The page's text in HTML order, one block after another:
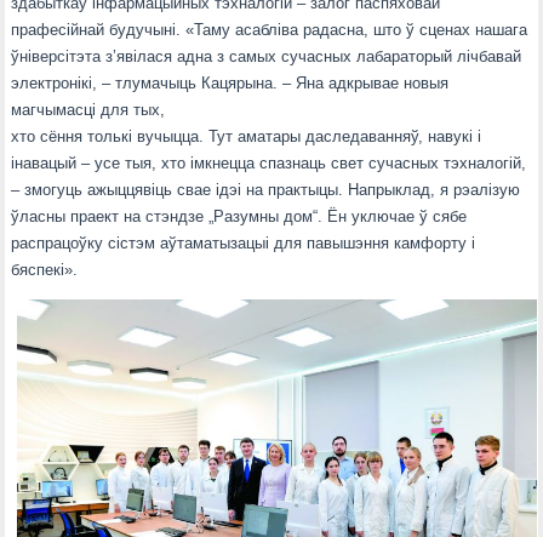
прафесійнай будучыні. «Таму асабліва радасна, што ў сценах нашага
ўніверсітэта з’явілася адна з самых сучасных лабараторый лічбавай
электронікі, – тлумачыць Кацярына. – Яна адкрывае новыя
магчымасці для тых,
хто сёння толькі вучыцца. Тут аматары даследаванняў, навукі і
інавацый – усе тыя, хто імкнецца спазнаць свет сучасных тэхналогій,
– змогуць ажыццявіць свае ідэі на практыцы. Напрыклад, я рэалізую
ўласны праект на стэндзе „Разумны дом“. Ён уключае ў сябе
распрацоўку сістэм аўтаматызацыі для павышэння камфорту і
бяспекі».